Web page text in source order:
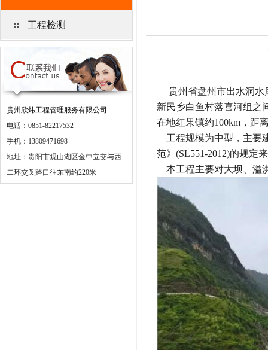
工程检测
贵州欣炜工程管理服务有限公司
电话：0851-82217532
手机：13809471698
地址：贵阳市观山湖区金中立交与西
二环交叉路口往东南约220米
贵州省盘州市出水洞
新民乡白鱼村落喜河组之
在地红果镇约100km，距
工程规模为中型，主要
范》(SL551-2012)的规定
本工程主要对大坝、溢